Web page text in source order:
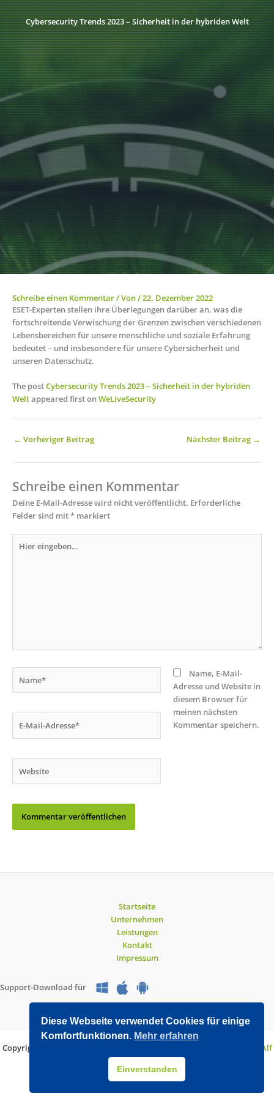
Cybersecurity Trends 2023 – Sicherheit in der hybriden Welt
Schreibe einen Kommentar/ Von/22. Dezember 2022
ESET-Experten stellen ihre Überlegungen darüber an, was die
fortschreitende Verwischung der Grenzen zwischen verschiedenen
Lebensbereichen für unsere menschliche und soziale Erfahrung
bedeutet – und insbesondere für unsere Cybersicherheit und
unseren Datenschutz.
The postCybersecurity Trends 2023 – Sicherheit in der hybriden
Weltappeared first onWeLiveSecurity
← Vorheriger Beitrag Nächster Beitrag →
Schreibe einen Kommentar
Deine E-Mail-Adresse wird nicht veröffentlicht. Erforderliche
Felder sind mit* markiert
eingeben…
Mail-
Name, E-Mail-
Adresse und Website in
diesem Browser für
meinen nächsten
Kommentar speichern.
Startseite
Unternehmen
Leistungen
Kontakt
Impressum
Support-Download für
Copyright © 2026 O&V DATEC GmbH | Entwickelt mit WordPress von
Alf
Drollinger
Diese Webseite verwendet Cookies für einige
Komfortfunktionen. Mehr erfahren
Einverstanden